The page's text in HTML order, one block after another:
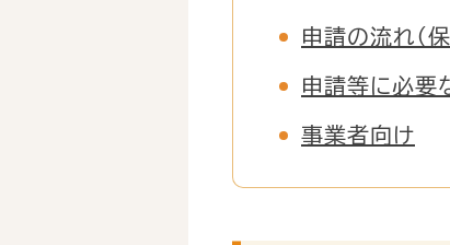
申請の流れ（
申請等に必要
事業者向け